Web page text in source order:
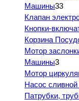
Машины33
Клапан
Кнопки-
Корзина
Мотор
Машины3
Мотор
Насос
Патрубки,